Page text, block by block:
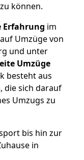
können.
im
Umzüge von
und unter
Umzüge
besteht aus
die sich darauf
Umzugs zu
bis hin zur
in